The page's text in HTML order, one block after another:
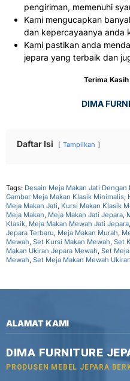
pengiriman, memenuhi
Kami mengucapkan
dan kepercayaanya anda
Kami pastikan anda
jepara yang terbaik dan
Terima
DIMA
Daftar Isi Tampilkan
Tags: Desain Meja Makan Jati Dengan
Gambar Meja Makan Klasik Minimalis,
Meja Makan Jati, Kursi Makan Klasik
Meja Makan, Meja Makan Jati Jepara,
Klasik, Meja Makan Mewah Jati Jepara,
Jepara Terbaru, Meja Makan Murah,
Mewah, Set Kursi Makan Mewah, Set
Makan Ukiran Jepara Mewah, Set
Mewah, Set Meja Makan Mewah
ALAMAT KAMI
DIMA FURNITURE
PRODUSEN MEBEL JEPARA